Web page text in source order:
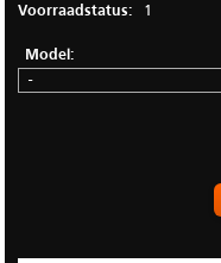
Voorraadstatus:
1
Model: